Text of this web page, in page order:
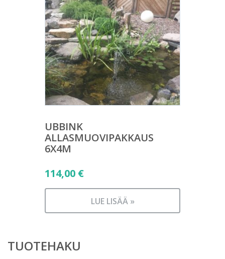
UBBINK
ALLASMUOVIPAKKAUS
6X4M
114,00 €
LUE LISÄÄ »
TUOTEHAKU